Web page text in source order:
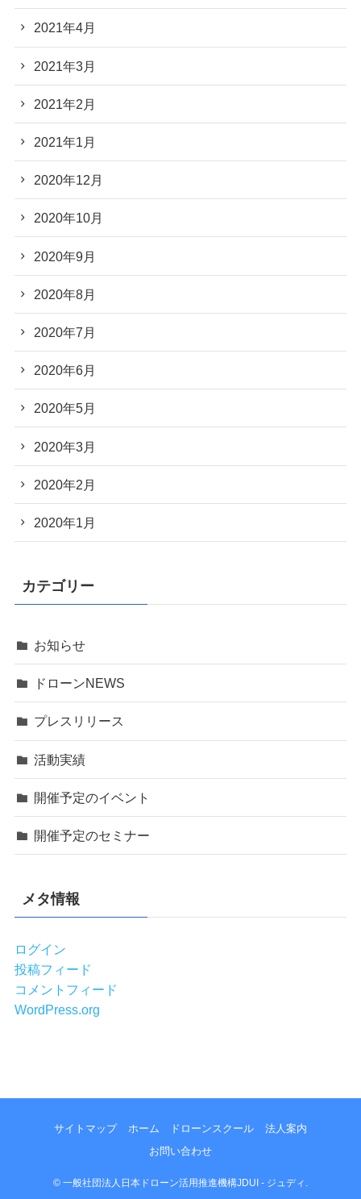
2021年4月
2021年3月
2021年2月
2021年1月
2020年12月
2020年10月
2020年9月
2020年8月
2020年7月
2020年6月
2020年5月
2020年3月
2020年2月
2020年1月
カテゴリー
お知らせ
ドローンNEWS
プレスリリース
活動実績
開催予定のイベント
開催予定のセミナー
メタ情報
ログイン
投稿フィード
コメントフィード
WordPress.org
サイトマップ ホーム ドローンスクール
法人案内
お問い合わせ
© 一般社団法人日本ドローン活用推進機構JDUI - ジュディ.